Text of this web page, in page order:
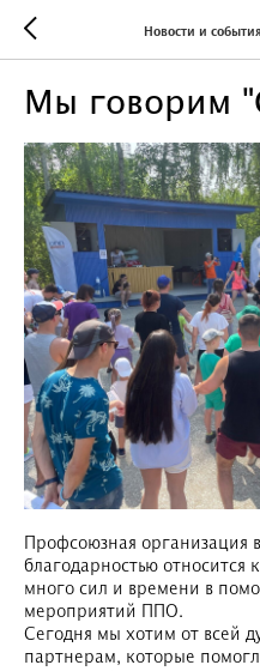
Новости и
Мы говорим
Профсоюзная организация
благодарностью относится
много сил и времени в
мероприятий ППО.
Сегодня мы хотим от всей
партнерам, которые